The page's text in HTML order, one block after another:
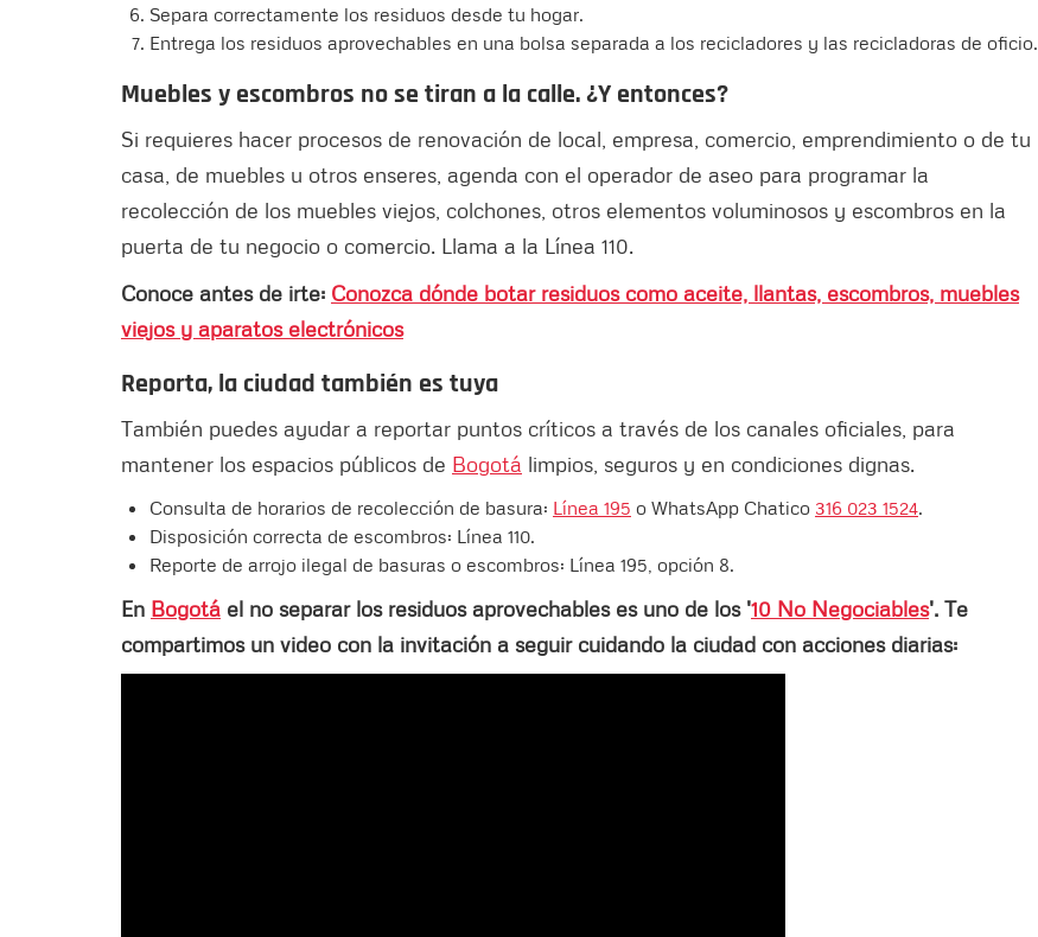
Separa correctamente los residuos desde tu hogar.
Entrega los residuos aprovechables en una bolsa separada a los recicladores y las recicladoras de oficio.
Muebles y escombros no se tiran a la calle. ¿Y entonces?
Si requieres hacer procesos de renovación de local, empresa, comercio, emprendimiento o de tu
casa, de muebles u otros enseres, agenda con el operador de aseo para programar la
recolección de los muebles viejos, colchones, otros elementos voluminosos y escombros en la
puerta de tu negocio o comercio. Llama a la Línea 110.
Conoce antes de irte: Conozca dónde botar residuos como aceite, llantas, escombros, muebles
viejos y aparatos electrónicos
Reporta, la ciudad también es tuya
También puedes ayudar a reportar puntos críticos a través de los canales oficiales, para
mantener los espacios públicos de Bogotá limpios, seguros y en condiciones dignas.
Consulta de horarios de recolección de basura: Línea 195 o WhatsApp Chatico 316 023 1524.
Disposición correcta de escombros: Línea 110.
Reporte de arrojo ilegal de basuras o escombros: Línea 195, opción 8.
En Bogotá el no separar los residuos aprovechables es uno de los '10 No Negociables'. Te
compartimos un video con la invitación a seguir cuidando la ciudad con acciones diarias: